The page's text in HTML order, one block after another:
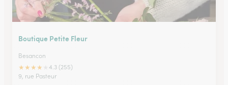
Boutique Petite Fleur
Besancon
★★★★
4.3 (255)
9, rue Pasteur